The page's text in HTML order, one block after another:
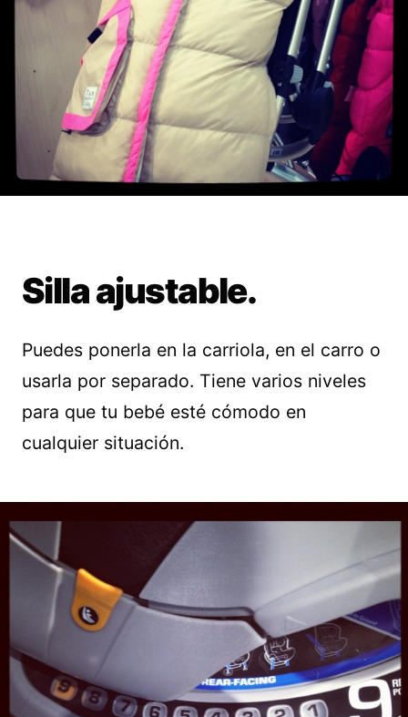
Silla ajustable.
Puedes ponerla en la carriola, en el carro o
usarla por separado. Tiene varios niveles
para que tu bebé esté cómodo en
cualquier situación.